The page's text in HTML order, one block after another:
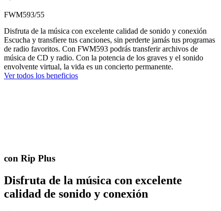
FWM593/55
Disfruta de la música con excelente calidad de sonido y conexión
Escucha y transfiere tus canciones, sin perderte jamás tus programas
de radio favoritos. Con FWM593 podrás transferir archivos de
música de CD y radio. Con la potencia de los graves y el sonido
envolvente virtual, la vida es un concierto permanente.
Ver todos los beneficios
con Rip Plus
Disfruta de la música con excelente
calidad de sonido y conexión